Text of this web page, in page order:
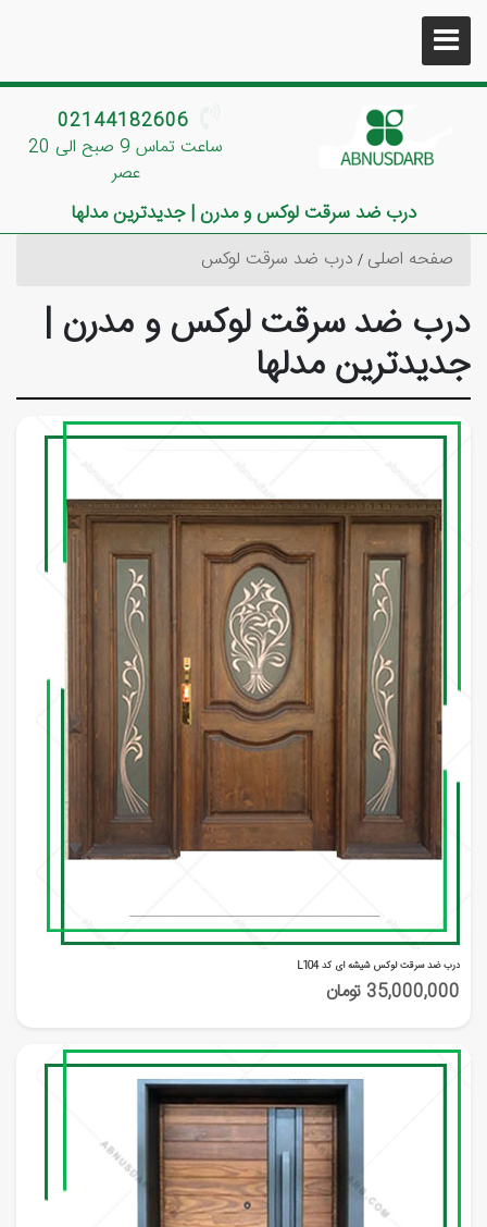
درب ضد سرقت لوکس و مدرن | جدیدترین مدلها
02144182606
ساعت تماس 9 صبح الی 20
عصر
صفحه اصلی درب ضد سرقت لوکس
درب ضد سرقت لوکس و مدرن |
جدیدترین مدلها
درب ضد سرقت لوکس شیشه ای کد L104
35,000,000 تومان